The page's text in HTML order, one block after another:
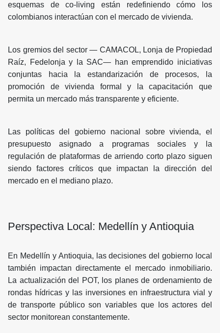
esquemas de co-living están redefiniendo cómo los
colombianos interactúan con el mercado de vivienda.
Los gremios del sector — CAMACOL, Lonja de Propiedad
Raíz, Fedelonja y la SAC— han emprendido iniciativas
conjuntas hacia la estandarización de procesos, la
promoción de vivienda formal y la capacitación que
permita un mercado más transparente y eficiente.
Las políticas del gobierno nacional sobre vivienda, el
presupuesto asignado a programas sociales y la
regulación de plataformas de arriendo corto plazo siguen
siendo factores críticos que impactan la dirección del
mercado en el mediano plazo.
Perspectiva Local: Medellín y Antioquia
En Medellín y Antioquia, las decisiones del gobierno local
también impactan directamente el mercado inmobiliario.
La actualización del POT, los planes de ordenamiento de
rondas hídricas y las inversiones en infraestructura vial y
de transporte público son variables que los actores del
sector monitorean constantemente.